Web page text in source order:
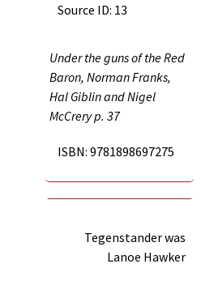
Source ID: 13
Under the guns of the Red
Baron, Norman Franks,
Hal Giblin and Nigel
McCrery p.37
ISBN: 9781898697275
Tegenstander was
Lanoe Hawker